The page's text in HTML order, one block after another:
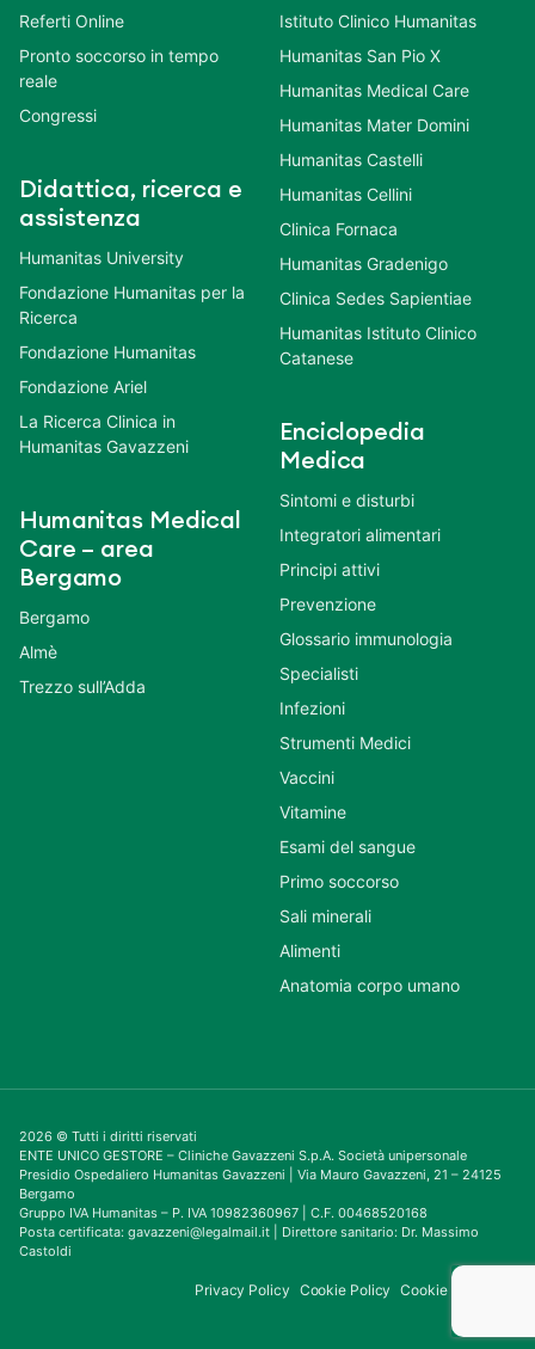
Referti Online
Pronto soccorso in tempo
reale
Congressi
Didattica, ricerca e
assistenza
Humanitas University
Fondazione Humanitas per la
Ricerca
Fondazione Humanitas
Fondazione Ariel
La Ricerca Clinica in
Humanitas Gavazzeni
Humanitas Medical
Care – area
Bergamo
Bergamo
Almè
Trezzo sull’Adda
Istituto Clinico Humanitas
Humanitas San Pio X
Humanitas Medical Care
Humanitas Mater Domini
Humanitas Castelli
Humanitas Cellini
Clinica Fornaca
Humanitas Gradenigo
Clinica Sedes Sapientiae
Humanitas Istituto Clinico
Catanese
Enciclopedia
Medica
Sintomi e disturbi
Integratori alimentari
Principi attivi
Prevenzione
Glossario immunologia
Specialisti
Infezioni
Strumenti Medici
Vaccini
Vitamine
Esami del sangue
Primo soccorso
Sali minerali
Alimenti
Anatomia corpo umano
2026 © Tutti i diritti riservati
ENTE UNICO GESTORE – Cliniche Gavazzeni S.p.A. Società unipersonale
Presidio Ospedaliero Humanitas Gavazzeni | Via Mauro Gavazzeni, 21 – 24125
Bergamo
Gruppo IVA Humanitas – P. IVA 10982360967 | C.F. 00468520168
Posta certificata: gavazzeni@legalmail.it | Direttore sanitario: Dr. Massimo
Castoldi
Privacy Policy Cookie Policy Cookie Consent